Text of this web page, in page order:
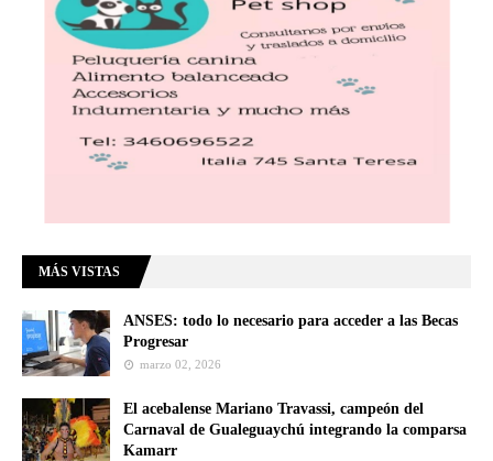
MÁS VISTAS
ANSES: todo lo necesario para acceder a las Becas
Progresar
marzo 02, 2026
El acebalense Mariano Travassi, campeón del
Carnaval de Gualeguaychú integrando la comparsa
Kamarr